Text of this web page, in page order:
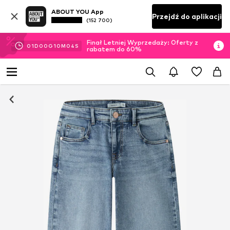
ABOUT YOU App
(152 700) Przejdź do aplikacji
01D 00 G10M 03 S
Finał Letniej Wyprzedaży: Oferty z
rabatem do 60%